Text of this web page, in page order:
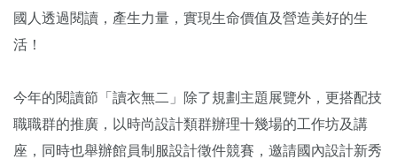
國人透過閱讀，產生力量，實現生命價值及營造美好的生
活！
今年的閱讀節「讀衣無二」除了規劃主題展覽外，更搭配技
職職群的推廣，以時尚設計類群辦理十幾場的工作坊及講
座，同時也舉辦館員制服設計徵件競賽，邀請國內設計新秀